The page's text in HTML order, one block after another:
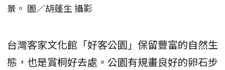
景。 圖／胡蓬生 攝影
台灣客家文化館「好客公園」保留豐富的自然生
態，也是賞桐好去處。公園有規畫良好的卵石步